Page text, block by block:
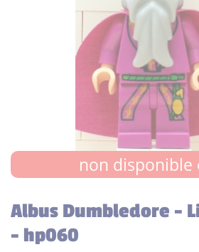
non disponible
Albus Dumbledore -
- hp060